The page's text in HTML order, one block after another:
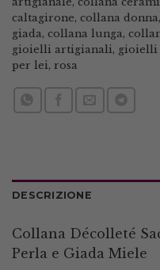
caltagirone, collana donna ,
giada , collana lunga ,
gioielli artigianali , gioielli
per lei , rosa
DESCRIZIONE
Collana Décolleté
Perla e Giada Miele